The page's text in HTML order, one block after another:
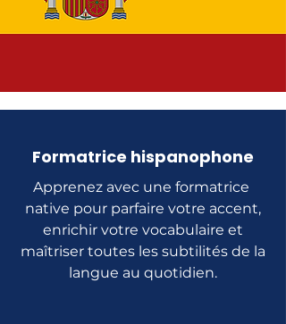
Formatrice hispanophone
Apprenez avec une formatrice
native pour parfaire votre accent,
enrichir votre vocabulaire et
maîtriser toutes les subtilités de la
langue au quotidien.